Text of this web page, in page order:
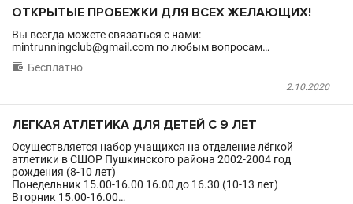
ОТКРЫТЫЕ ПРОБЕЖКИ ДЛЯ ВСЕХ ЖЕЛАЮЩИХ!
Вы всегда можете связаться с нами:
mintrunningclub@gmail.com по любым вопросам…
 Бесплатно
2.10.2020
ЛЕГКАЯ АТЛЕТИКА ДЛЯ ДЕТЕЙ С 9 ЛЕТ
Осуществляется набор учащихся на отделение лёгкой
атлетики в СШОР Пушкинского района 2002-2004 год
рождения (8-10 лет)
Понедельник 15.00-16.00 16.00 до 16.30 (10-13 лет)
Вторник 15.00-16.00…